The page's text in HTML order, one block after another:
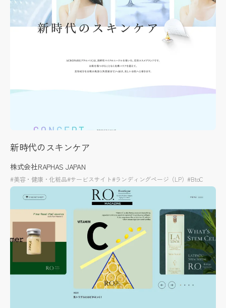
新時代のスキンケア
株式会社RAPHAS JAPAN
#美容・健康・化粧品#サービスサイト#ランディングページ（LP）#BtoC